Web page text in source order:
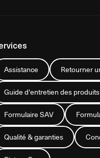
Assistance Retourner
Guide d'entretien des
Formulaire SAV
Qualité & garanties